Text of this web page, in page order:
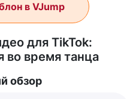
для TikTok:
во время танца
в VJump
обзор